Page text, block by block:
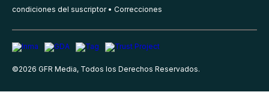
condiciones del suscriptor
Correcciones
©2026 GFR Media, Todos los Derechos Reservados.